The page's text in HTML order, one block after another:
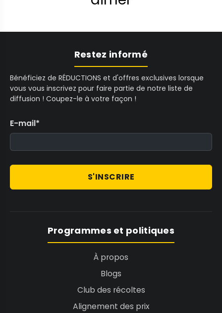
Restez informé
Bénéficiez de RÉDUCTIONS et d'offres exclusives lorsque
vous vous inscrivez pour faire partie de notre liste de
diffusion ! Coupez-le à votre façon !
E-mail*
S'INSCRIRE
Programmes et politiques
À propos
Blogs
Club des récoltes
Alignement des prix